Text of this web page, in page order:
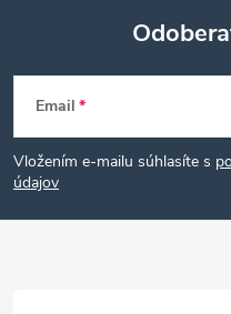
Z
á
p
Email
Vložením e-mailu súhlasíte s
údajov